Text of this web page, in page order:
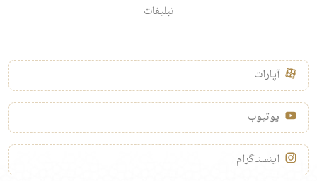
تبلیغات
آپارات
یوتیوب
اینستاگرام